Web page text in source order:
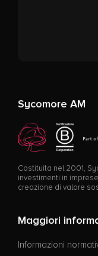
Sycomore AM
Costituita nel 2001,
investimenti in
creazione di valore
Maggiori
Informazioni